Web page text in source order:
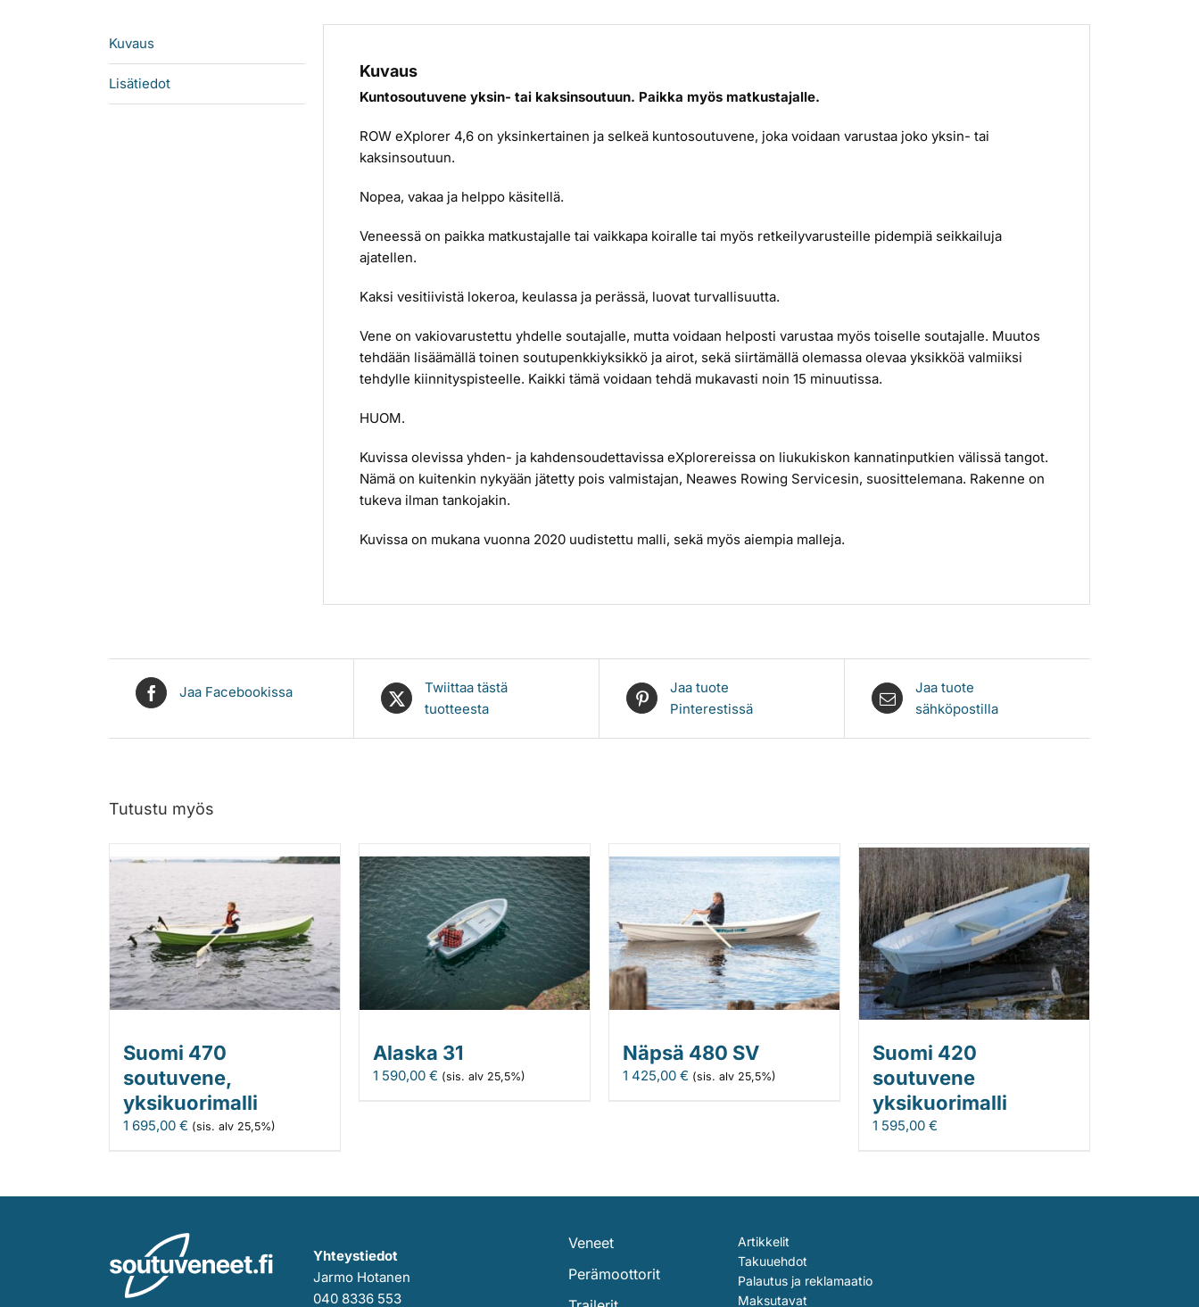
Kuvaus
Lisätiedot
Kuvaus
Kuntosoutuvene yksin- tai kaksinsoutuun. Paikka myös matkustajalle.
ROW eXplorer 4,6 on yksinkertainen ja selkeä kuntosoutuvene, joka voidaan varustaa joko yksin- tai
kaksinsoutuun.
Nopea, vakaa ja helppo käsitellä.
Veneessä on paikka matkustajalle tai vaikkapa koiralle tai myös retkeilyvarusteille pidempiä seikkailuja
ajatellen.
Kaksi vesitiivistä lokeroa, keulassa ja perässä, luovat turvallisuutta.
Vene on vakiovarustettu yhdelle soutajalle, mutta voidaan helposti varustaa myös toiselle soutajalle. Muutos
tehdään lisäämällä toinen soutupenkkiyksikkö ja airot, sekä siirtämällä olemassa olevaa yksikköä valmiiksi
tehdylle kiinnityspisteelle. Kaikki tämä voidaan tehdä mukavasti noin 15 minuutissa.
HUOM.
Kuvissa olevissa yhden- ja kahdensoudettavissa eXplorereissa on liukukiskon kannatinputkien välissä tangot.
Nämä on kuitenkin nykyään jätetty pois valmistajan, Neawes Rowing Servicesin, suosittelemana. Rakenne on
tukeva ilman tankojakin.
Kuvissa on mukana vuonna 2020 uudistettu malli, sekä myös aiempia malleja.
Jaa Facebookissa
Twiittaa tästä
tuotteesta
Jaa tuote
Pinterestissä
Jaa tuote
sähköpostilla
Tutustu myös
Suomi 470
soutuvene,
yksikuorimalli
1 695,00 € (sis. alv 25,5%)
Alaska 31
1 590,00 € (sis. alv 25,5%)
Näpsä 480 SV
1 425,00 € (sis. alv 25,5%)
Suomi 420
soutuvene
yksikuorimalli
1 595,00 €
Yhteystiedot
Jarmo Hotanen
040 8336 553
Veneet
Perämoottorit
Artikkelit
Takuuehdot
Palautus ja reklamaatio
Maksutavat